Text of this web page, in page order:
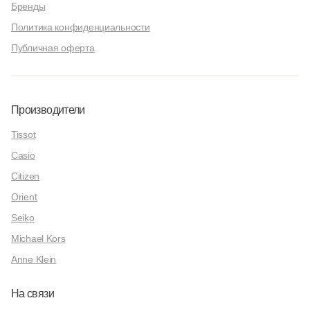
Бренды
Политика конфиденциальности
Публичная оферта
Производители
Tissot
Casio
Citizen
Orient
Seiko
Michael Kors
Anne Klein
На связи